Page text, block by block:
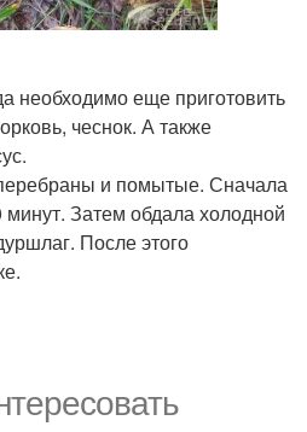
необходимо еще приготовить
чеснок. А также
и помытые. Сначала
Затем обдала холодной
После этого